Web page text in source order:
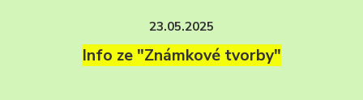
23.05.2025
Info ze "Známkové tvorby"